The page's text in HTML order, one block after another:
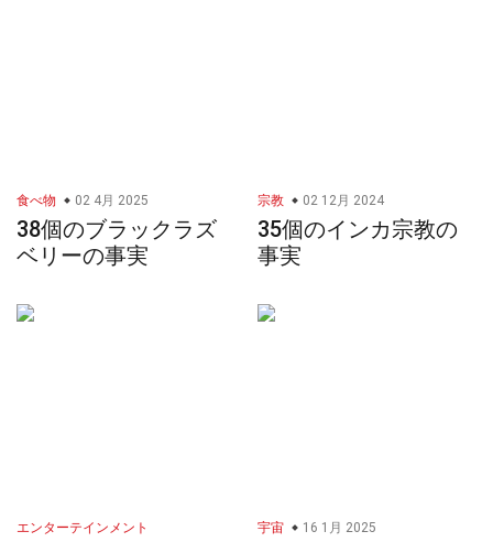
食べ物 02 4月 2025
38個のブラックラズ
ベリーの事実
宗教 02 12月 2024
35個のインカ宗教の
事実
エンターテインメント
宇宙 16 1月 2025